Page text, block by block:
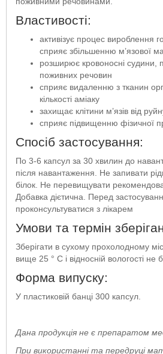
Властивості:
активізує процес вироблення
сприяє збільшенню м’язової
розширює кровоносні судини,
поживних речовин
сприяє видаленню з тканин
кількості аміаку
захищає клітини м’язів від
сприяє підвищенню фізичної
Спосіб застосування:
По 3-6 капсул за 30 хвилин до
після навантаження. Не запивати
білок. Не перевищувати
Добавка дієтична. Перед
проконсультуватися з лікарем
Умови та термін
Зберігати в сухому прохолодному
вище 25 ° С і відносній вологості не
Форма випуску:
У пластиковій банці 300 капсул.
Дана продукція не є препаратом
При використанні та передруці